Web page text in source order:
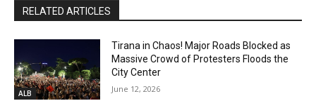
RELATED ARTICLES
ALB
Tirana in Chaos! Major Roads Blocked as
Massive Crowd of Protesters Floods the
City Center
June 12, 2026